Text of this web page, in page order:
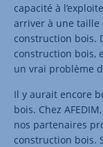
capacité à
arriver à une taille
construction bois.
construction bois,
un vrai problème
Il y aurait encore
bois. Chez
nos partenaires
construction bois.